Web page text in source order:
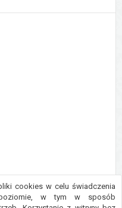
cookies w celu świadczenia
w tym w sposób